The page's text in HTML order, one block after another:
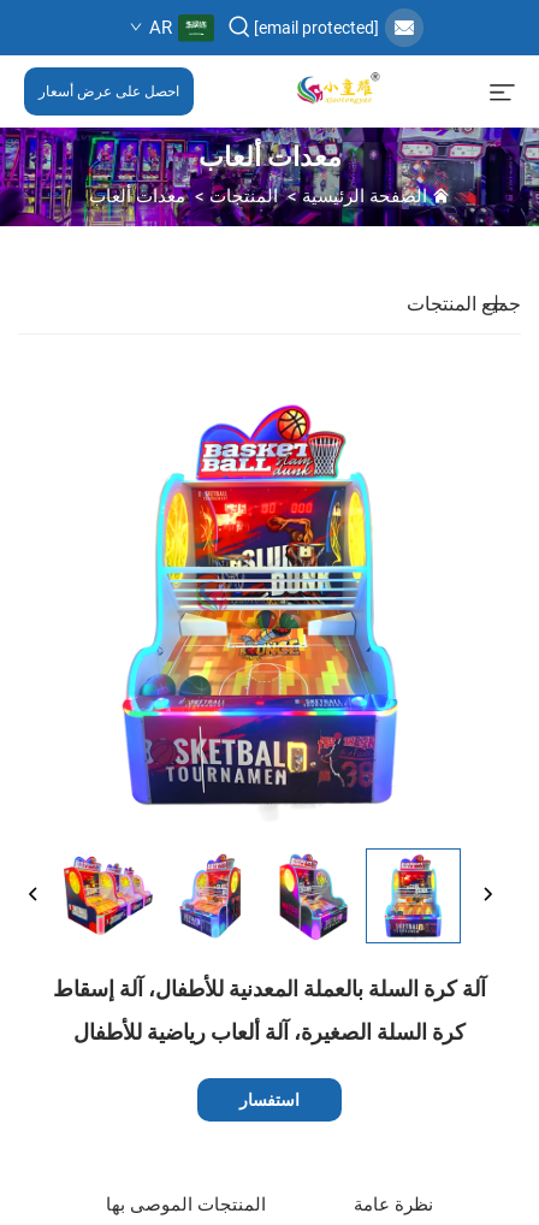
[email protected]
AR
احصل على عرض أسعار
معدات ألعاب
الصفحة الرئيسية>المنتجات >معدات ألعاب
جميع المنتجات
آلة كرة السلة بالعملة المعدنية للأطفال، آلة إسقاط
كرة السلة الصغيرة، آلة ألعاب رياضية للأطفال
استفسار
نظرة عامة المنتجات الموصى بها